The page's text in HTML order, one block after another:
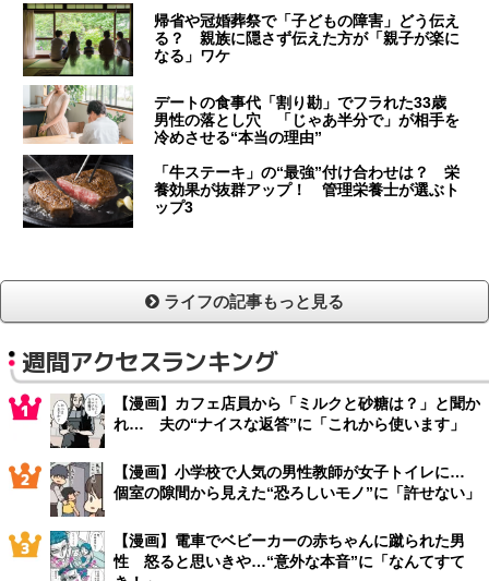
帰省や冠婚葬祭で「子どもの障害」どう伝え
る？ 親族に隠さず伝えた方が「親子が楽に
なる」ワケ
デートの食事代「割り勘」でフラれた33歳
男性の落とし穴 「じゃあ半分で」が相手を
冷めさせる“本当の理由”
「牛ステーキ」の“最強”付け合わせは？ 栄
養効果が抜群アップ！ 管理栄養士が選ぶト
ップ3
ライフの記事もっと見る
週間アクセスランキング
【漫画】カフェ店員から「ミルクと砂糖は？」と聞か
れ… 夫の“ナイスな返答”に「これから使います」
【漫画】小学校で人気の男性教師が女子トイレに…
個室の隙間から見えた“恐ろしいモノ”に「許せない」
【漫画】電車でベビーカーの赤ちゃんに蹴られた男
性 怒ると思いきや…“意外な本音”に「なんてすて